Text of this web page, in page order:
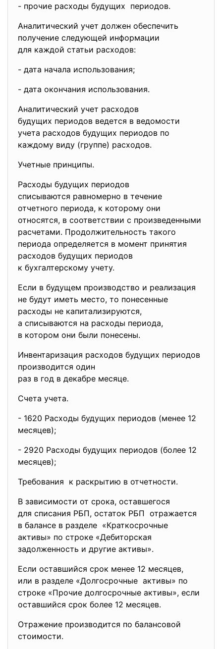
- прочие расходы будущих периодов.
Аналитический учет должен обеспечить
получение следующей информации
для каждой статьи расходов:
- дата начала использования;
- дата окончания использования.
Аналитический учет расходов
будущих периодов ведется в ведомости
учета расходов будущих периодов по
каждому виду (группе) расходов.
Учетные принципы.
Расходы будущих периодов
списываются равномерно в течение
отчетного периода, к которому они
относятся, в соответствии с произведенными
расчетами. Продолжительность такого
периода определяется в момент принятия
расходов будущих периодов
к бухгалтерскому учету.
Если в будущем производство и реализация
не будут иметь место, то понесенные
расходы не капитализируются,
а списываются на расходы периода,
в котором они были понесены.
Инвентаризация расходов будущих периодов
производится один
раз в год в декабре месяце.
Счета учета.
- 1620 Расходы будущих периодов (менее 12
месяцев);
- 2920 Расходы будущих периодов (более 12
месяцев);
Требования к раскрытию в отчетности.
В зависимости от срока, оставшегося
для списания РБП, остаток РБП отражается
в балансе в разделе «Краткосрочные
активы» по строке «Дебиторская
задолженность и другие активы».
Если оставшийся срок менее 12 месяцев,
или в разделе «Долгосрочные активы» по
строке «Прочие долгосрочные активы», если
оставшийся срок более 12 месяцев.
Отражение производится по балансовой
стоимости.